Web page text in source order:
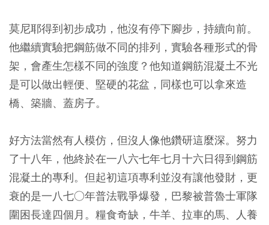
莫尼耶得到初步成功，他沒有停下腳步，持續向前。
他繼續實驗把鋼筋做不同的排列，實驗各種形式的骨
架，會產生怎樣不同的強度？他知道鋼筋混凝土不光
是可以做出輕便、堅硬的花盆，同樣也可以拿來造
橋、築牆、蓋房子。
好方法當然有人模仿，但沒人像他鑽研這麼深。努力
了十八年，他終於在一八六七年七月十六日得到鋼筋
混凝土的專利。但起初這項專利並沒有讓他發財，更
衰的是一八七○年普法戰爭爆發，巴黎被普魯士軍隊
圍困長達四個月。糧食奇缺，牛羊、拉車的馬、人養